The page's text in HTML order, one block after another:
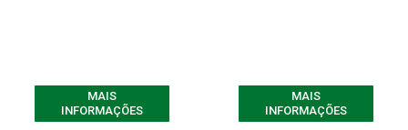
MAIS
INFORMAÇÕES
MAIS
INFORMAÇÕES